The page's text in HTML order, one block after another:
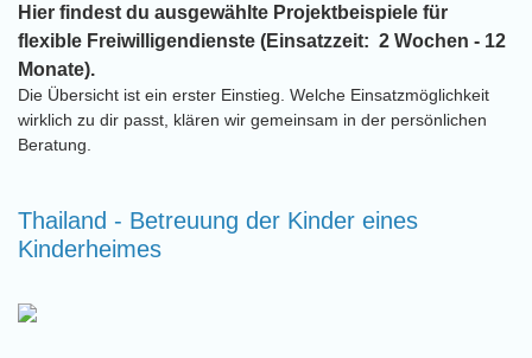
Hier findest du ausgewählte Projektbeispiele für
flexible Freiwilligendienste (Einsatzzeit: 2 Wochen - 12
Monate).
Die Übersicht ist ein erster Einstieg. Welche Einsatzmöglichkeit
wirklich zu dir passt, klären wir gemeinsam in der persönlichen
Beratung.
Thailand - Betreuung der Kinder eines
Kinderheimes